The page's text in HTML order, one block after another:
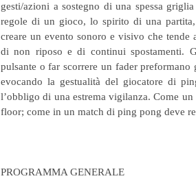
gesti/azioni a sostegno di una spessa
regole di un gioco, lo spirito di una
creare un evento sonoro e visivo che
di non riposo e di continui spostamenti.
pulsante o far scorrere un fader
evocando la gestualità del giocatore di
l’obbligo di una estrema vigilanza. Come
floor; come in un match di ping pong deve
PROGRAMMA GENERALE